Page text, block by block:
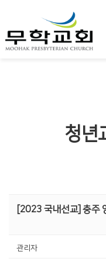
청년
[2023 국내선교] 충주
관리자